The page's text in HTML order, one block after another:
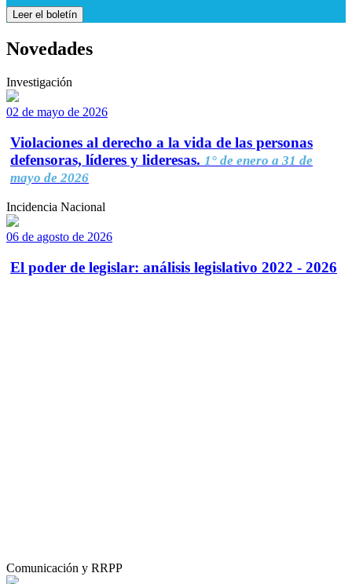
Leer el boletín
Novedades
Investigación
02 de mayo de 2026
Violaciones al derecho a la vida de las personas
defensoras, líderes y lideresas. 1° de enero a 31 de
mayo de 2026
Incidencia Nacional
06 de agosto de 2026
El poder de legislar: análisis legislativo 2022 - 2026
Comunicación y RRPP